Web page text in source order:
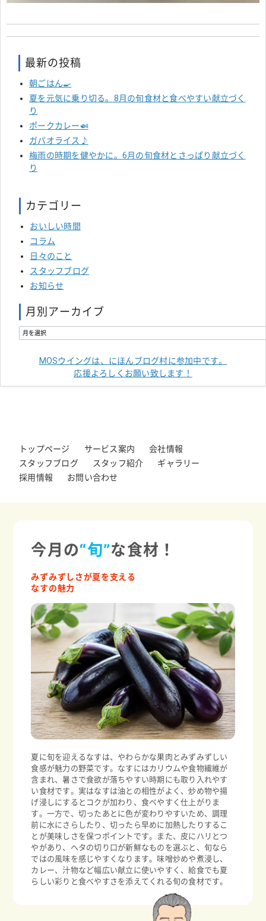
最新の投稿
朝ごはん🍳
夏を元気に乗り切る。8月の旬食材と食べやすい献立づく
り
ポークカレー🍛
ガパオライス♪
梅雨の時期を健やかに。6月の旬食材とさっぱり献立づく
り
カテゴリー
おいしい時間
コラム
日々のこと
スタッフブログ
お知らせ
月別アーカイブ
MOSウイングは、にほんブログ村に参加中です。
応援よろしくお願い致します！
トップページ サービス案内
会社情報
スタッフブログ
スタッフ紹介
ギャラリー
採用情報
お問い合わせ
今月の“旬”な食材！
みずみずしさが夏を支える
なすの魅力
夏に旬を迎えるなすは、やわらかな果肉とみずみずしい
食感が魅力の野菜です。なすにはカリウムや食物繊維が
含まれ、暑さで食欲が落ちやすい時期にも取り入れやす
い食材です。実はなすは油との相性がよく、炒め物や揚
げ浸しにするとコクが加わり、食べやすく仕上がりま
す。一方で、切ったあとに色が変わりやすいため、調理
前に水にさらしたり、切ったら早めに加熱したりするこ
とが美味しさを保つポイントです。また、皮にハリとつ
やがあり、ヘタの切り口が新鮮なものを選ぶと、旬なら
ではの風味を感じやすくなります。味噌炒めや煮浸し、
カレー、汁物など幅広い献立に使いやすく、給食でも夏
らしい彩りと食べやすさを添えてくれる旬の食材です。